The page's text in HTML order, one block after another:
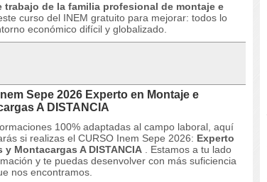
trabajo de la familia profesional de montaje e
curso del INEM gratuito para mejorar: todos lo
económico difícil y globalizado.
Sepe 2026 Experto en Montaje e
A DISTANCIA
100% adaptadas al campo laboral, aquí
si realizas el CURSO Inem Sepe 2026: Experto
Montacargas A DISTANCIA
Estamos a tu lado
y te puedas desenvolver con más suficiencia
nos encontramos.